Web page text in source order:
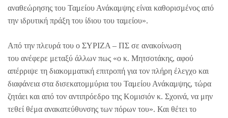
αναθεώρησης του Ταμείου Ανάκαμψης είναι καθορισμένος από
την ιδρυτική πράξη του ίδιου του ταμείου».
Από την πλευρά του ο ΣΥΡΙΖΑ – ΠΣ σε ανακοίνωση
του ανέφερε μεταξύ άλλων πως «ο κ. Μητσοτάκης, αφού
απέρριψε τη διακομματική επιτροπή για τον πλήρη έλεγχο και
διαφάνεια στα δισεκατομμύρια του Ταμείου Ανάκαμψης, τώρα
ζητάει και από τον αντιπρόεδρο της Κομισιόν κ. Σχοινά, να μην
τεθεί θέμα ανακατεύθυνσης των πόρων του». Και θέτει το